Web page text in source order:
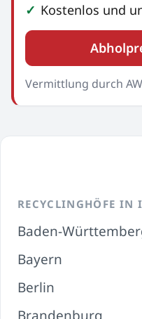
Kostenlos und
Vermittlung durch
RECYCLINGHÖFE IN
Baden-
Bayern
Berlin
Brandenburg